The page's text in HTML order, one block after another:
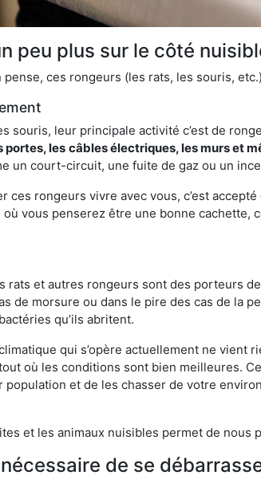
peu plus sur le côté
pense, ces rongeurs (les rats, les souris,
souris, leur principale activité c’est de
portes, les câbles électriques, les murs et
un court-circuit, une fuite de gaz ou un
ces rongeurs vivre avec vous, c’est
vous penserez être une bonne cachette,
rats et autres rongeurs sont des porteurs
de morsure ou dans le pire des cas de la
qu’ils abritent.
qui s’opère actuellement ne vient
où les conditions sont bien meilleures.
et de les chasser de votre
et les animaux nuisibles permet de
de se